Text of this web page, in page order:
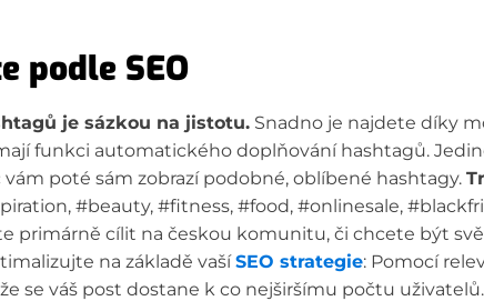
podle SEO
je sázkou na jistotu. Snadno je najdete díky
funkci automatického doplňování hashtagů.
vám poté sám zobrazí podobné, oblíbené hashtagy.
#beauty, #fitness, #food, #onlinesale,
primárně cílit na českou komunitu, či chcete být
na základě vašíSEO strategie: Pomocí
se váš post dostane k co nejširšímu počtu uživatelů.